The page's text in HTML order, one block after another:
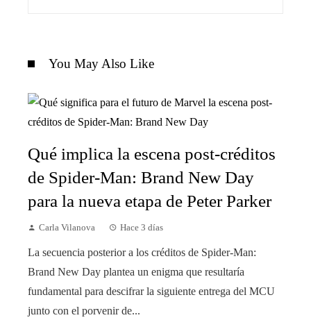
You May Also Like
Qué implica la escena post-créditos
de Spider-Man: Brand New Day
para la nueva etapa de Peter Parker
Carla Vilanova Hace 3 días
La secuencia posterior a los créditos de Spider-Man:
Brand New Day plantea un enigma que resultaría
fundamental para descifrar la siguiente entrega del MCU
junto con el porvenir de...